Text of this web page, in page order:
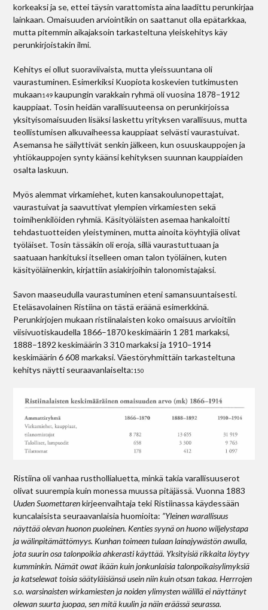
korkeaksi ja se, ettei täysin varattomista aina laadittu perunkirjaa
lainkaan. Omaisuuden arviointikin on saattanut olla epätarkkaa,
mutta pitemmin aikajaksoin tarkasteltuna yleiskehitys käy
perunkirjoistakin ilmi.
Kehitys ei ollut suoraviivaista, mutta yleissuuntana oli
vaurastuminen. Esimerkiksi Kuopiota koskevien tutkimusten
mukaan149 kaupungin varakkain ryhmä oli vuosina 1878–1912
kauppiaat. Tosin heidän varallisuuteensa on perunkirjoissa
yksityisomaisuuden lisäksi laskettu yrityksen varallisuus, mutta
teollistumisen alkuvaiheessa kauppiaat selvästi vaurastuivat.
Asemansa he säilyttivät senkin jälkeen, kun osuuskauppojen ja
yhtiökauppojen synty käänsi kehityksen suunnan kauppiaiden
osalta laskuun.
Myös alemmat virkamiehet, kuten kansakoulunopettajat,
vaurastuivat ja saavuttivat ylempien virkamiesten sekä
toimihenkilöiden ryhmiä. Käsityöläisten asemaa hankaloitti
tehdastuotteiden yleistyminen, mutta ainoita köyhtyjiä olivat
työläiset. Tosin tässäkin oli eroja, sillä vaurastuttuaan ja
saatuaan hankituksi itselleen oman talon työläinen, kuten
käsityöläinenkin, kirjattiin asiakirjoihin talonomistajaksi.
Savon maaseudulla vaurastuminen eteni samansuuntaisesti.
Eteläsavolainen Ristiina on tästä eräänä esimerkkinä.
Perunkirjojen mukaan ristiinalaisten koko omaisuus arvioitiin
viisivuotiskaudella 1866–1870 keskimäärin 1 281 markaksi,
1888–1892 keskimäärin 3 310 markaksi ja 1910–1914
keskimäärin 6 608 markaksi. Väestöryhmittäin tarkasteltuna
kehitys näytti seuraavanlaiselta:150
Ristiina oli vanhaa rusthollialuetta, minkä takia varallisuuserot
olivat suurempia kuin monessa muussa pitäjässä. Vuonna 1883
Uuden Suomettarenkirjeenvaihtaja teki Ristiinassa käydessään
kuncalaisista seuraavanlaisia huomioita: ”Yleinen warallisuus
näyttää olevan huonon puoleinen. Kenties syynä on huono wiljelystapa
ja wälinpitämättömyys. Kunhan toimeen tulaan lainajywästön awulla,
jota suurin osa talonpoikia ahkerasti käyttää. Yksityisiä rikkaita löytyy
kumminkin. Nämät owat ikään kuin jonkunlaisia talonpoikaisylimyksiä
ja katselewat toisia säätyläisiänsä usein niin kuin otsan takaa. Herrrojen
s.o. warsinaisten wirkamiesten ja noiden ylimysten wälillä ei näyttänyt
olewan suurta juopaa, sen mitä kuulin ja näin eräässä seurassa.